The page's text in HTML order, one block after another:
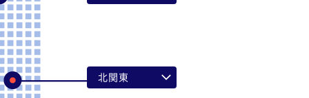
秋田県
北関東